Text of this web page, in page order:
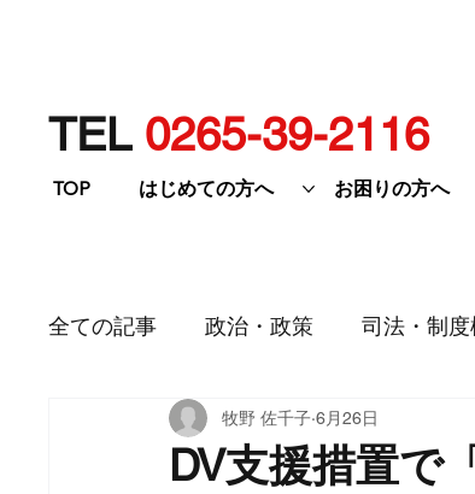
TOP はじめての方へ お困りの方へ
TEL 0265-39-2116
全ての記事 政治・政策 司法・制度
研修・イベント等
DV支援措置で
牧野 佐千子 6月26日